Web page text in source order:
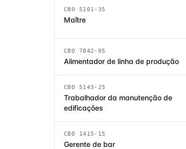
CBO 5101-35
Maître
CBO 7842-05
Alimentador de linha de produção
CBO 5143-25
Trabalhador da manutenção de
edificações
CBO 1415-15
Gerente de bar